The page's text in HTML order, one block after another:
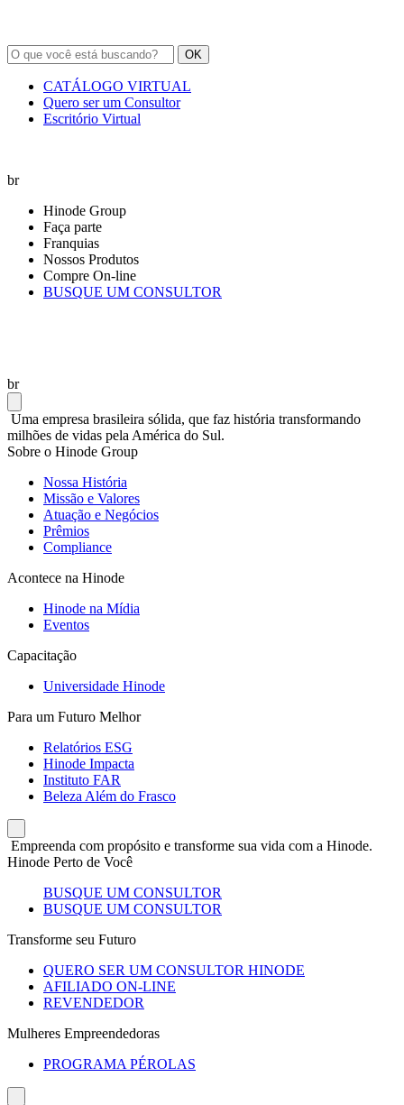
OK
CATÁLOGO VIRTUAL
Quero ser um Consultor
Escritório Virtual
br
Hinode Group
Faça parte
Franquias
Nossos Produtos
Compre On-line
BUSQUE UM CONSULTOR
br
Uma empresa brasileira sólida, que faz história transformando
milhões de vidas pela América do Sul.
Sobre o Hinode Group
Nossa História
Missão e Valores
Atuação e Negócios
Prêmios
Compliance
Acontece na Hinode
Hinode na Mídia
Eventos
Capacitação
Universidade Hinode
Para um Futuro Melhor
Relatórios ESG
Hinode Impacta
Instituto FAR
Beleza Além do Frasco
Empreenda com propósito e transforme sua vida com a Hinode.
Hinode Perto de Você
BUSQUE UM CONSULTOR
BUSQUE UM CONSULTOR
Transforme seu Futuro
QUERO SER UM CONSULTOR HINODE
AFILIADO ON-LINE
REVENDEDOR
Mulheres Empreendedoras
PROGRAMA PÉROLAS